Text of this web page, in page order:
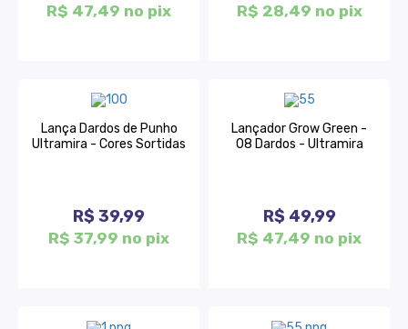
R$ 47,49 no pix R$ 28,49 no pix
Lança Dardos de Punho
Ultramira - Cores Sortidas
R$ 39,99
R$ 37,99 no pix
Lançador Grow Green -
08 Dardos - Ultramira
R$ 49,99
R$ 47,49 no pix